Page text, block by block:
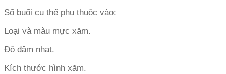
Số buổi cụ thể phụ thuộc vào:
Loại và màu mực xăm.
Độ đậm nhạt.
Kích thước hình xăm.